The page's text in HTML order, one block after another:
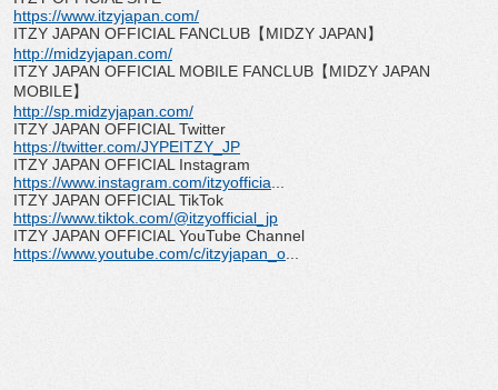
https://www.itzyjapan.com/
ITZY JAPAN OFFICIAL FANCLUB 【MIDZY JAPAN】
http://midzyjapan.com/
ITZY JAPAN OFFICIAL MOBILE FANCLUB 【MIDZY JAPAN
MOBILE】
http://sp.midzyjapan.com/
ITZY JAPAN OFFICIAL Twitter
https://twitter.com/JYPEITZY_ JP
ITZY JAPAN OFFICIAL Instagram
https://www.instagram.com/itzyofficia
ITZY JAPAN OFFICIAL TikTok
https://www.tiktok.com/@itzyofficial_jp
ITZY JAPAN OFFICIAL YouTube Channel
https://www.youtube.com/c/itzyjapan_o